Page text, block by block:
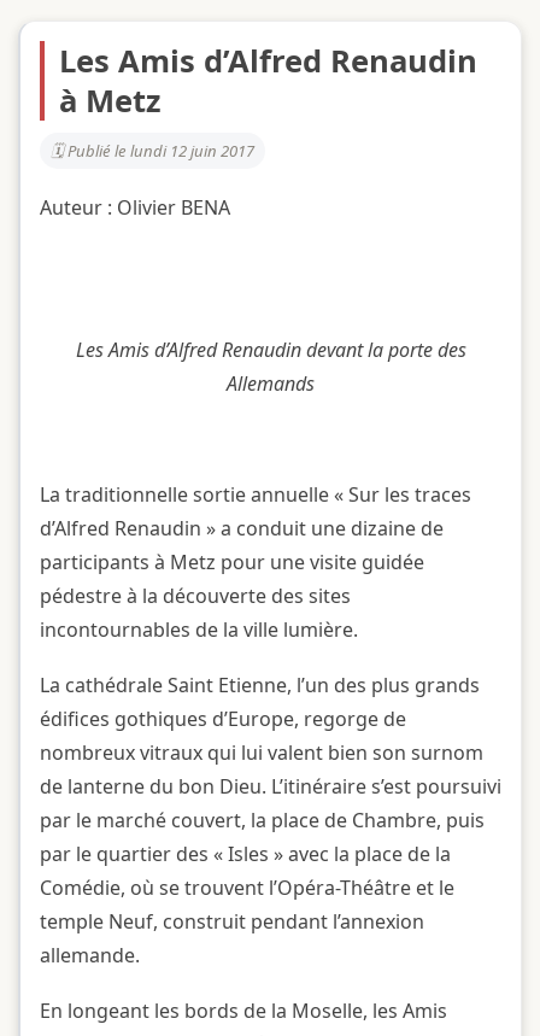
Les Amis d’Alfred Renaudin
à Metz
Publié le lundi 12 juin 2017
Auteur : Olivier BENA
Les Amis d’Alfred Renaudin devant la porte des
Allemands
La traditionnelle sortie annuelle « Sur les traces
d’Alfred Renaudin » a conduit une dizaine de
participants à Metz pour une visite guidée
pédestre à la découverte des sites
incontournables de la ville lumière.
La cathédrale Saint Etienne, l’un des plus grands
édifices gothiques d’Europe, regorge de
nombreux vitraux qui lui valent bien son surnom
de lanterne du bon Dieu. L’itinéraire s’est poursuivi
par le marché couvert, la place de Chambre, puis
par le quartier des « Isles » avec la place de la
Comédie, où se trouvent l’Opéra-Théâtre et le
temple Neuf, construit pendant l’annexion
allemande.
En longeant les bords de la Moselle, les Amis